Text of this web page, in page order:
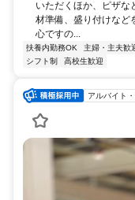
いただくほか、ピザな
材準備、盛り付けなど
心ですの...
扶養内勤務OK 主婦・主夫歓
シフト制
高校生歓迎
アルバイト